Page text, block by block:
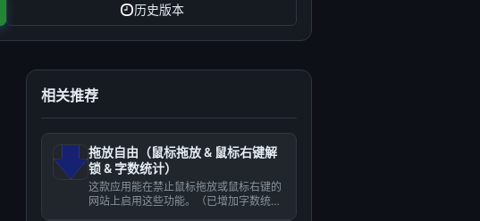
历史版本
相关推荐
拖放自由（鼠标拖放 & 鼠标右键解
锁 & 字数统计）
这款应用能在禁止鼠标拖放或鼠标右键的
网站上启用这些功能。（已增加字数统计